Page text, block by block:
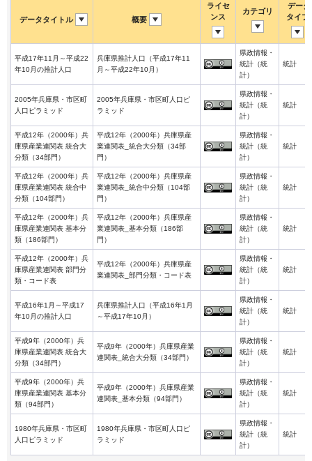
データタイトル 概要
ライセ
ンス
カテゴリ
データ
タイプ
平成17年11月～平成22
年10月の推計人口
兵庫県推計人口（平成17年11
月～平成22年10月）
県政情報・
統計（統
計）
統計
2005年兵庫県・市区町
人口ピラミッド
2005年兵庫県・市区町人口ピ
ラミッド
県政情報・
統計（統
計）
統計
平成12年（2000年）兵
庫県産業連関表 統合大
分類（34部門）
平成12年（2000年）兵庫県産
業連関表_統合大分類（34部
門）
県政情報・
統計（統
計）
統計
平成12年（2000年）兵
庫県産業連関表 統合中
分類（104部門）
平成12年（2000年）兵庫県産
業連関表_統合中分類（104部
門）
県政情報・
統計（統
計）
統計
平成12年（2000年）兵
庫県産業連関表 基本分
類（186部門）
平成12年（2000年）兵庫県産
業連関表_基本分類（186部
門）
県政情報・
統計（統
計）
統計
平成12年（2000年）兵
庫県産業連関表 部門分
類・コード表
平成12年（2000年）兵庫県産
業連関表_部門分類・コード表
県政情報・
統計（統
計）
統計
平成16年1月～平成17
年10月の推計人口
兵庫県推計人口（平成16年1月
～平成17年10月）
県政情報・
統計（統
計）
統計
平成9年（2000年）兵
庫県産業連関表 統合大
分類（34部門）
平成9年（2000年）兵庫県産業
連関表_統合大分類（34部門）
県政情報・
統計（統
計）
統計
平成9年（2000年）兵
庫県産業連関表 基本分
類（94部門）
平成9年（2000年）兵庫県産業
連関表_基本分類（94部門）
県政情報・
統計（統
計）
統計
1980年兵庫県・市区町
人口ピラミッド
1980年兵庫県・市区町人口ピ
ラミッド
県政情報・
統計（統
計）
統計